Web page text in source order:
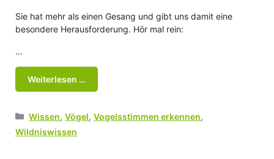
Sie hat mehr als einen Gesang und gibt uns damit eine
besondere Herausforderung. Hör mal rein:
…
Weiterlesen …
Kategorien
Wissen,Vögel,Vogelsstimmen erkennen,
Wildniswissen